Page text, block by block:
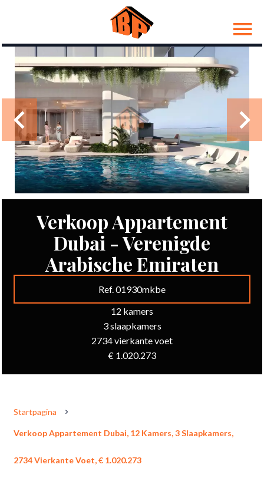
Verkoop Appartement
Dubai - Verenigde
Arabische Emiraten
Ref. 01930mkbe
12 kamers
3 slaapkamers
2734 vierkante voet
€ 1.020.273
Startpagina
Verkoop Appartement Dubai, 12 Kamers, 3 Slaapkamers,
2734 Vierkante Voet, € 1.020.273